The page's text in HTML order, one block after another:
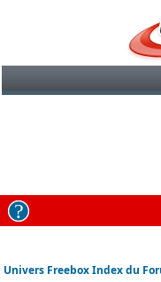
Univers Freebox Index du